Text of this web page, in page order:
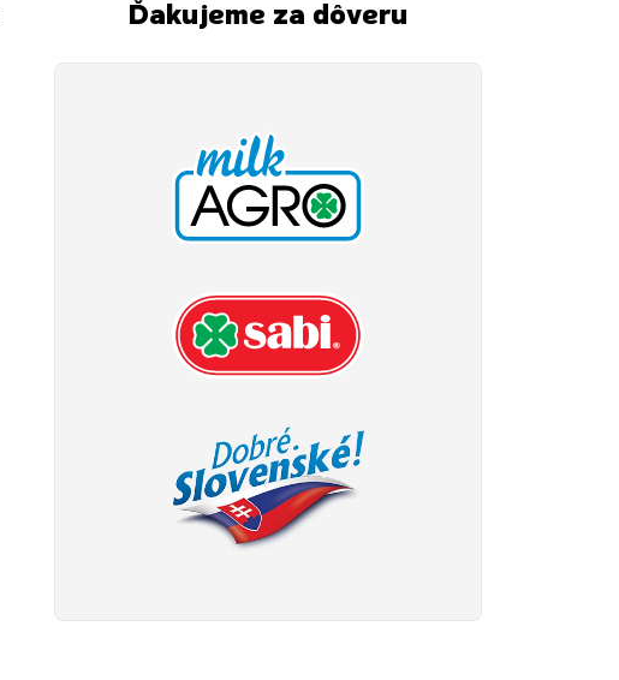
Ďakujeme za dôveru